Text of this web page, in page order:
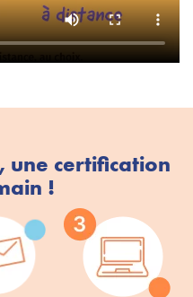
une certification
!